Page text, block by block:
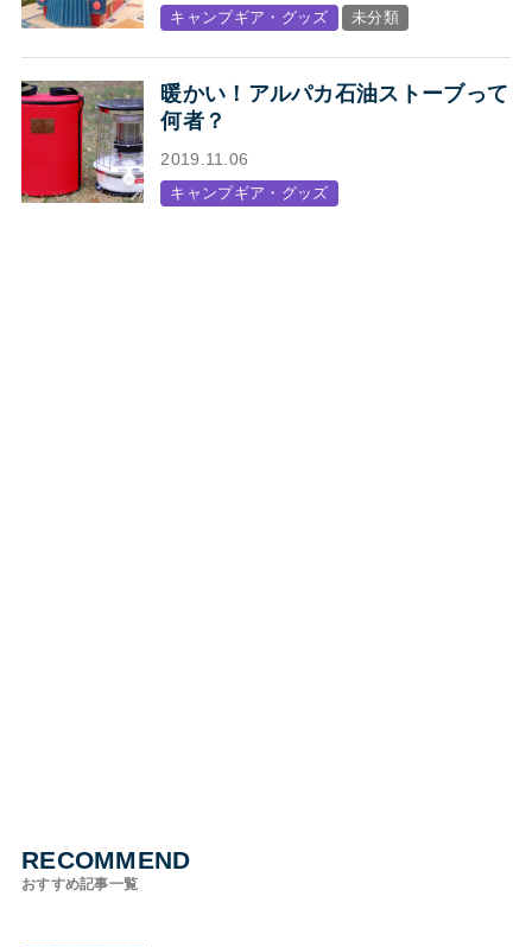
キャンプギア・グッズ 未分類
暖かい！アルパカ石油ストーブって
何者？
2019.11.06
キャンプギア・グッズ
RECOMMEND
おすすめ記事一覧